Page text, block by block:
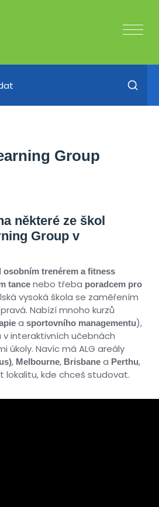
Group
některé ze škol
Group v
osobním trenérem a fitness
tance nebo třeba poradcem pro
vysoká škola se zaměřením
Nabízí mnoho kurzů
a sportovního managementu),
v interaktivních učebnách
úkoly. Navíc má ALG areály
, Melbourne, Brisbane a Perthu,
lokalitu, kde chceš studovat.